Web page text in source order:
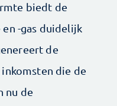
biedt de
-gas duidelijk
de
die de
nu de